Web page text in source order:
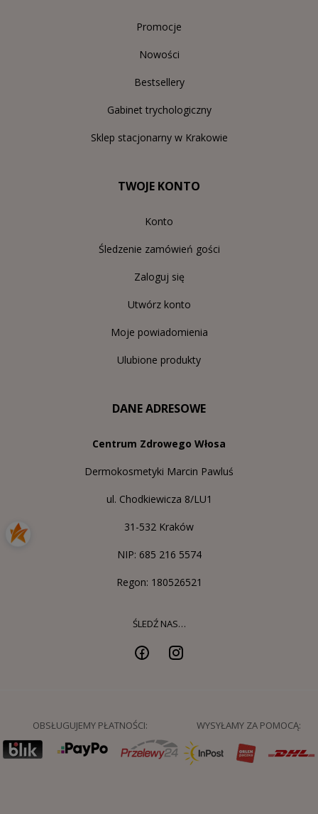
Promocje
Nowości
Bestsellery
Gabinet trychologiczny
Sklep stacjonarny w Krakowie
TWOJE KONTO
Konto
Śledzenie zamówień gości
Zaloguj się
Utwórz konto
Moje powiadomienia
Ulubione produkty
DANE ADRESOWE
Centrum Zdrowego Włosa
Dermokosmetyki Marcin Pawluś
ul. Chodkiewicza 8/LU1
31-532 Kraków
NIP: 685 216 5574
Regon: 180526521
ŚLEDŹ NAS…
OBSŁUGUJEMY PŁATNOŚCI: WYSYŁAMY ZA POMOCĄ: